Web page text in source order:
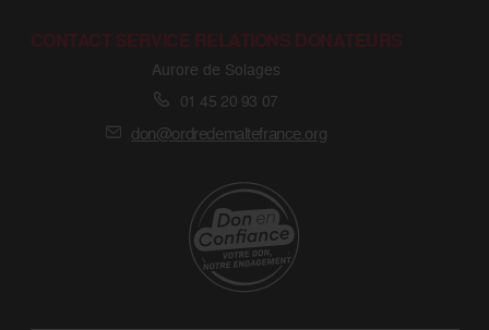
CONTACT SERVICE RELATIONS DONATEURS
Aurore de Solages
01 45 20 93 07
don@ordredemaltefrance.org